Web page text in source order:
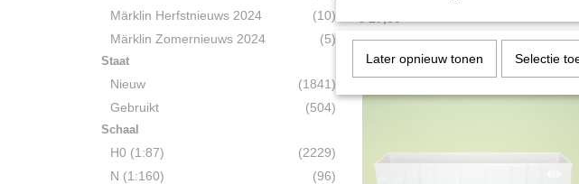
Märklin Herfstnieuws 2024
(10)
Märklin Zomernieuws 2024
(5)
Staat
Nieuw
(1841)
Gebruikt
(504)
Schaal
H0 (1:87)
(2229)
N (1:160)
(96)
Later opnieuw tonen Selectie